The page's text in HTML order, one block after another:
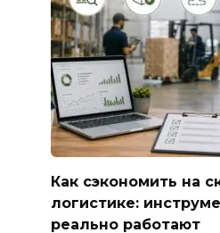
Как сэкономить на
логистике:
реально работают